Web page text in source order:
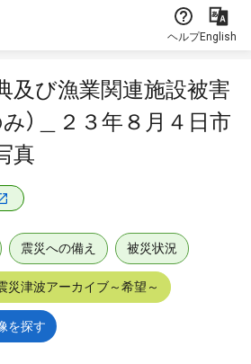
ヘルプEnglish
及び漁業関連施設被害
）＿２３年８月４日市
真
震災への備え 被災状況
災津波アーカイブ～希望～
を探す